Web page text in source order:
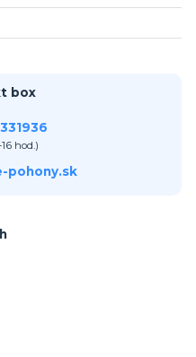
box
hod.)
pohony.sk